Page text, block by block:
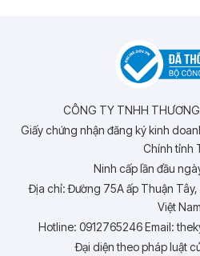
CÔNG TY TNHH
Giấy chứng nhận đăng ký kinh
Chính tỉnh
Ninh cấp lần đầu
Địa chỉ: Đường 75A ấp Thuận Tây,
Việt Nam
Hotline: 0912765246 Email:
Đại diện theo pháp luật